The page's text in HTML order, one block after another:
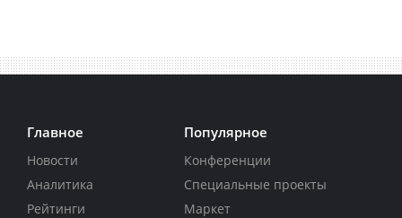
Главное
Новости
Аналитика
Рейтинги
Популярное
Конференции
Специальные проекты
Маркет